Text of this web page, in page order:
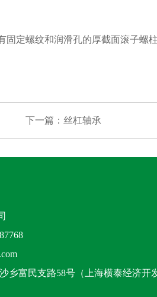
定螺纹和润滑孔的厚截面滚子螺
下一篇： 丝杠轴承
乡富民支路58号（上海横泰经济开